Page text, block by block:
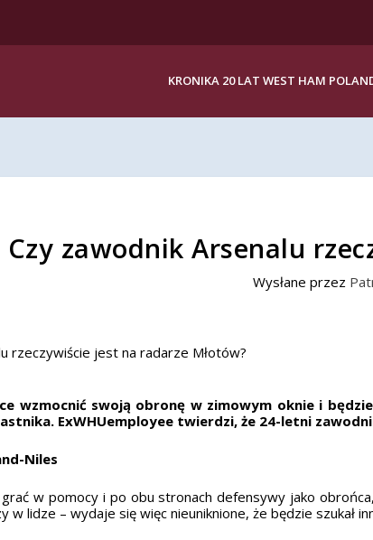
KRONIKA 20 LAT WEST HAM
Czy zawodnik Arsenalu
Wysłane przez
wzmocnić swoją obronę w zimowym oknie i
ExWHUemployee twierdzi, że 24-letni
Niles
w pomocy i po obu stronach defensywy jako
w lidze – wydaje się więc nieuniknione, że będzie szukał